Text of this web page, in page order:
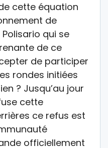
cette équation
de
Polisario qui se
de ce
de participer
rondes initiées
? Jusqu’au jour
cette
ce refus est
officiellement